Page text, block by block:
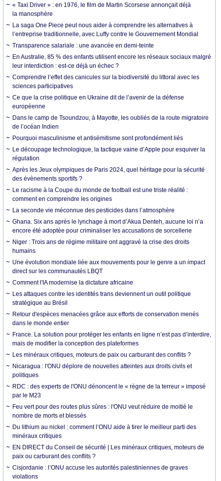
« Taxi Driver » : en 1976, le film de Martin Scorsese annonçait déjà
la manosphère
La saga One Piece peut nous aider à comprendre les alternatives à
l’entreprise traditionnelle, avec Luffy contre le Gouvernement Mondial
Transparence salariale : une avancée en demi-teinte
En Australie, 85 % des enfants utilisent encore les réseaux sociaux malgré
leur interdiction : est-ce déjà un échec ?
Comprendre l’effet des canicules sur la biodiversité du littoral avec les
sciences participatives
Ce que la crise politique en Ukraine dit de l’avenir de la défense
européenne
Dans le camp de Tsoundzou, à Mayotte, les oubliés de la route migratoire
de l’océan Indien
Pourquoi masculinisme et antisémitisme sont profondément liés
Le découpage technologique, la tactique vaine d’Apple pour esquiver la
régulation
Après les Jeux olympiques de Paris 2024, quel héritage pour la sécurité
des évènements sportifs ?
Le racisme à la Coupe du monde de football est une triste réalité :
comment en comprendre les origines
La seconde vie méconnue des pesticides dans l’atmosphère
Ghana. Six ans après le lynchage à mort d’Akua Denteh, aucune loi n’a
encore été adoptée pour criminaliser les accusations de sorcellerie
Niger : Trois ans de régime militaire ont aggravé la crise des droits
humains
Une évolution mondiale liée aux mouvements pour le genre a un impact
direct sur les communautés LBQT
Comment l'IA modernise la dictature africaine
Les attaques contre les identités trans deviennent un outil politique
stratégique au Brésil
Retour d'espèces menacées grâce aux efforts de conservation menés
dans le monde entier
France. La solution pour protéger les enfants en ligne n’est pas d’interdire,
mais de modifier la conception des plateformes
Les minéraux critiques, moteurs de paix ou carburant des conflits ?
Nicaragua : l'ONU déplore de nouvelles atteintes aux droits civils et
politiques
RDC : des experts de l'ONU dénoncent le « règne de la terreur » imposé
par le M23
Feu vert pour des routes plus sûres : l'ONU veut réduire de moitié le
nombre de morts et blessés
Du lithium au nickel : comment l’ONU aide à tirer le meilleur parti des
minéraux critiques
EN DIRECT du Conseil de sécurité | Les minéraux critiques, moteurs de
paix ou carburant des conflits ?
Cisjordanie : l’ONU accuse les autorités palestiniennes de graves
violations